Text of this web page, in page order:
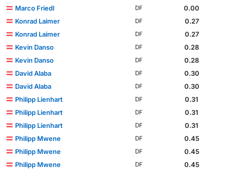
Marco Friedl
DF
0.00
Konrad Laimer
DF
0.27
Konrad Laimer
DF
0.27
Kevin Danso
DF
0.28
Kevin Danso
DF
0.28
David Alaba
DF
0.30
David Alaba
DF
0.30
Philipp Lienhart
DF
0.31
Philipp Lienhart
DF
0.31
Philipp Lienhart
DF
0.31
Philipp Mwene
DF
0.45
Philipp Mwene
DF
0.45
Philipp Mwene
DF 0.45